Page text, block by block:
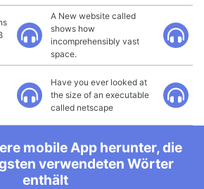
A New website called
shows how
incomprehensibly vast
space.
Have you ever looked at
the size of an executable
called netscape
mobile App herunter, die
verwendeten Wörter
enthält